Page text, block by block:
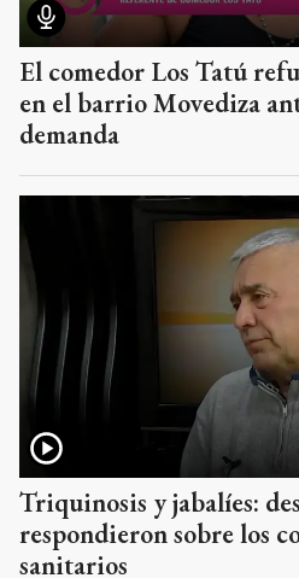
El comedor Los Tatú
en el barrio Movediza
demanda
Triquinosis y jabalíes:
respondieron sobre los
sanitarios